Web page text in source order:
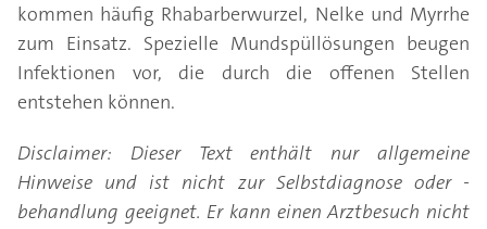
kommen häufig Rhabarberwurzel, Nelke und Myrrhe
zum Einsatz. Spezielle Mundspüllösungen beugen
Infektionen vor, die durch die offenen Stellen
entstehen können.
Disclaimer: Dieser Text enthält nur allgemeine
Hinweise und ist nicht zur Selbstdiagnose oder -
behandlung geeignet. Er kann einen Arztbesuch nicht